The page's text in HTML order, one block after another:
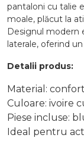
pantaloni cu talie
moale, plăcut la
Designul modern
laterale, oferind
Detalii produs:
Material:
Culoare: ivoire
Piese incluse:
Ideal pentru